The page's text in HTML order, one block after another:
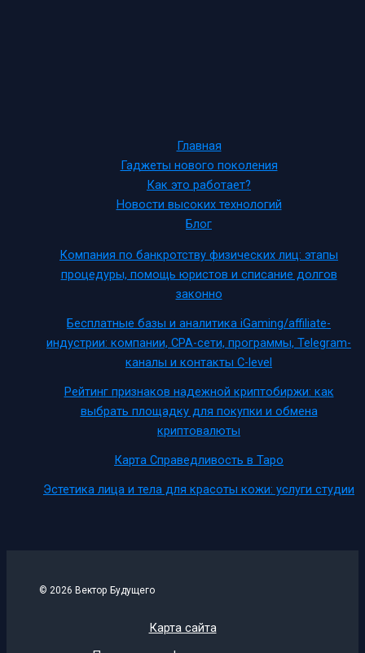
Главная
Гаджеты нового поколения
Как это работает?
Новости высоких технологий
Блог
Компания по банкротству физических лиц: этапы
процедуры, помощь юристов и списание долгов
законно
Бесплатные базы и аналитика iGaming/affiliate-
индустрии: компании, CPA-сети, программы, Telegram-
каналы и контакты C-level
Рейтинг признаков надежной криптобиржи: как
выбрать площадку для покупки и обмена
криптовалюты
Карта Справедливость в Таро
Эстетика лица и тела для красоты кожи: услуги студии
© 2026 Вектор Будущего
Карта сайта